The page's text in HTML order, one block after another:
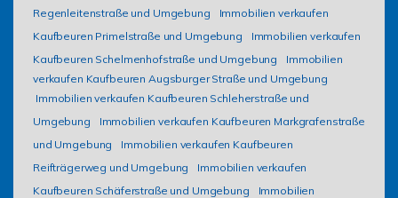
Regenleitenstraße und Umgebung
Immobilien verkaufen
Kaufbeuren Primelstraße und Umgebung
Immobilien verkaufen
Kaufbeuren Schelmenhofstraße und Umgebung
Immobilien
verkaufen Kaufbeuren Augsburger Straße und Umgebung
Immobilien verkaufen Kaufbeuren Schleherstraße und
Umgebung
Immobilien verkaufen Kaufbeuren Markgrafenstraße
und Umgebung
Immobilien verkaufen Kaufbeuren
Reifträgerweg und Umgebung
Immobilien verkaufen
Kaufbeuren Schäferstraße und Umgebung
Immobilien